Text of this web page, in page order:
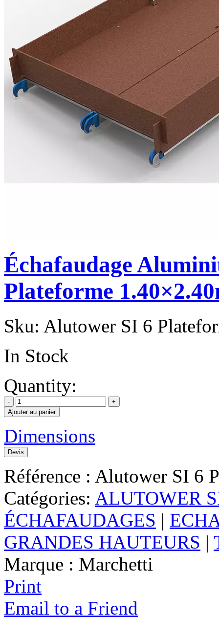
Échafaudage
Plateforme
Sku: Alutower SI 6
In Stock
Quantity:
Ajouter au panier
Dimensions
Devis
Référence : Alutower SI 6
Catégories: ALUTOWER
ÉCHAFAUDAGES |
GRANDES HAUTEURS |
Marque : Marchetti
Print
Email to a Friend